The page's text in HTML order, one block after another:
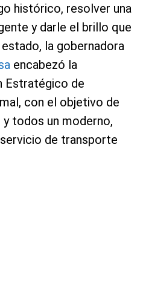
histórico, resolver una
y darle el brillo que
la gobernadora
encabezó la
Estratégico de
con el objetivo de
todos un moderno,
de transporte